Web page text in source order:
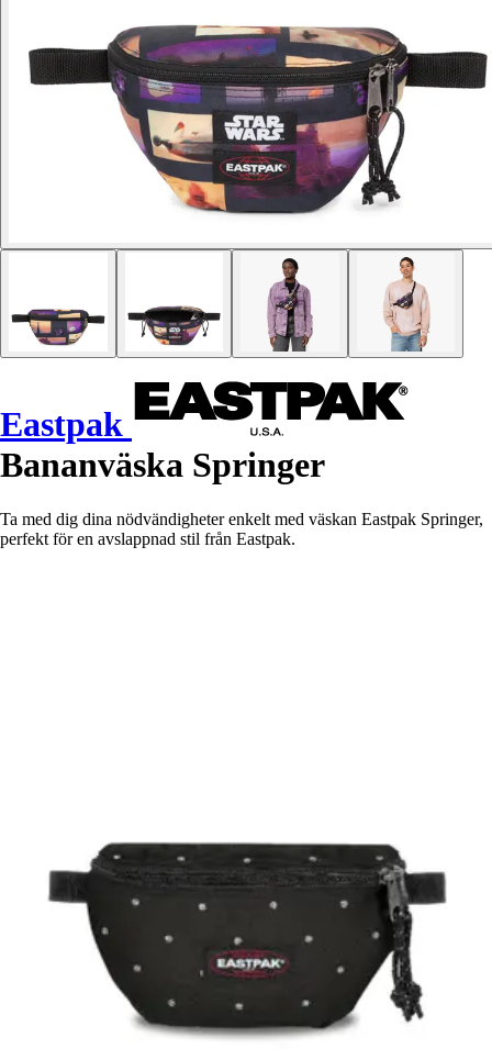
Eastpak
Bananväska Springer
Ta med dig dina nödvändigheter enkelt med väskan Eastpak Springer,
perfekt för en avslappnad stil från Eastpak.